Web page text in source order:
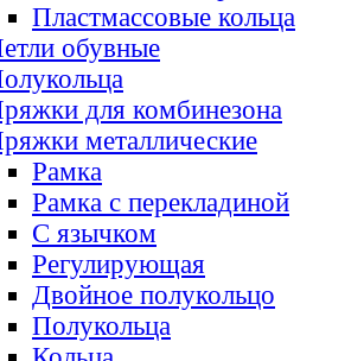
Пластмассовые кольца
обувные
для комбинезона
металлические
Рамка
Рамка с перекладиной
С язычком
Регулирующая
Двойное полукольцо
Полукольца